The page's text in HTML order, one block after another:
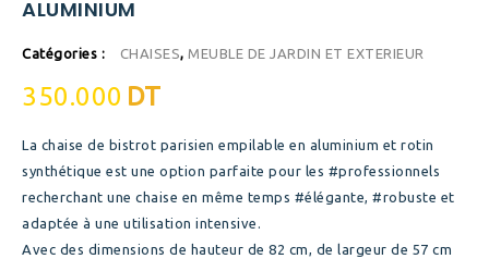
ALUMINIUM
Catégories : CHAISES, MEUBLE DE JARDIN ET EXTERIEUR
350.000 DT
La chaise de bistrot parisien empilable en aluminium et rotin
synthétique est une option parfaite pour les #professionnels
recherchant une chaise en même temps #élégante, #robuste et
adaptée à une utilisation intensive.
Avec des dimensions de hauteur de 82 cm, de largeur de 57 cm